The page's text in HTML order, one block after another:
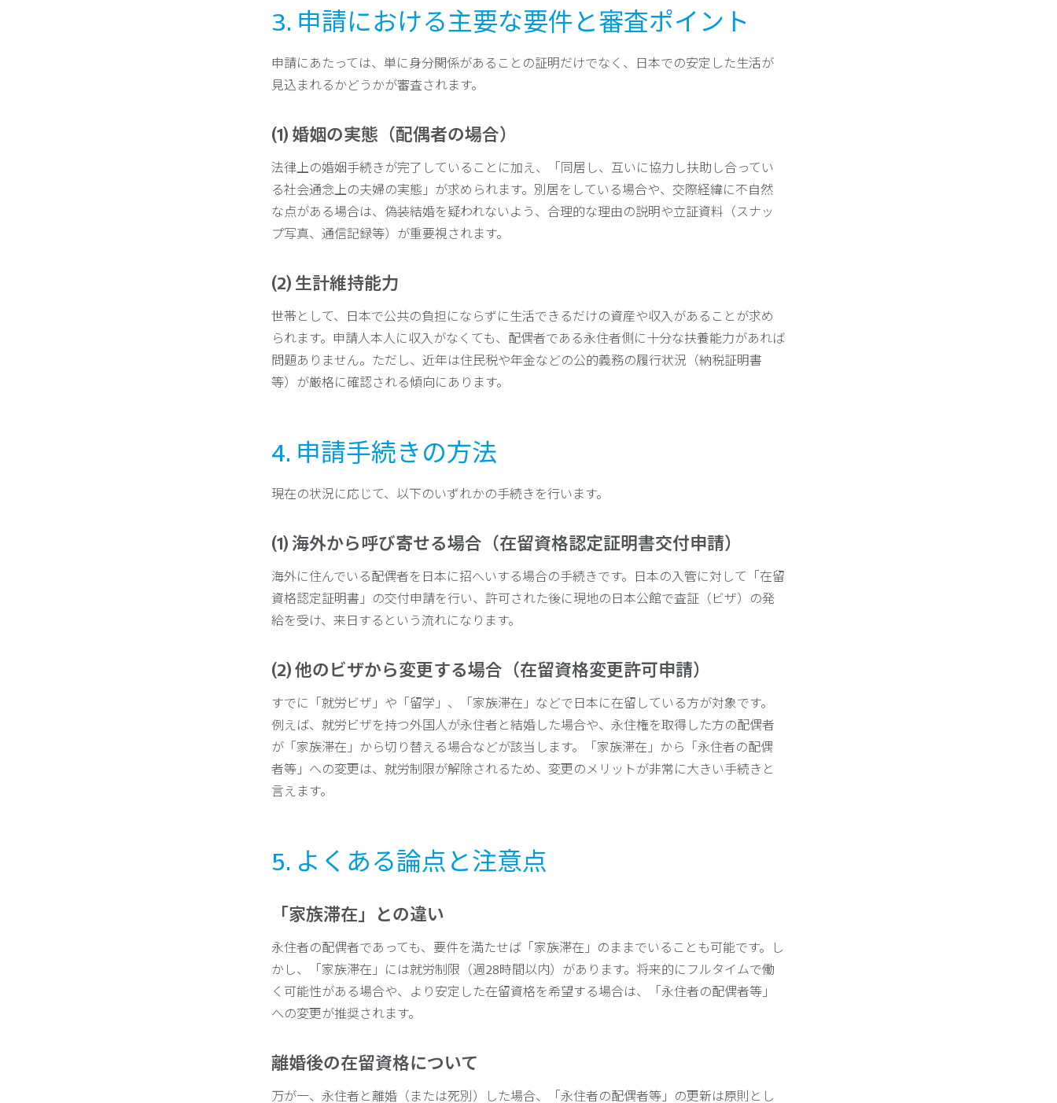
3. 申請における主要な要件と審査ポイント
申請にあたっては、単に身分関係があることの証明だけでなく、日本での安定した生活が
見込まれるかどうかが審査されます。
(1) 婚姻の実態（配偶者の場合）
法律上の婚姻手続きが完了していることに加え、「同居し、互いに協力し扶助し合ってい
る社会通念上の夫婦の実態」が求められます。別居をしている場合や、交際経緯に不自然
な点がある場合は、偽装結婚を疑われないよう、合理的な理由の説明や立証資料（スナッ
プ写真、通信記録等）が重要視されます。
(2) 生計維持能力
世帯として、日本で公共の負担にならずに生活できるだけの資産や収入があることが求め
られます。申請人本人に収入がなくても、配偶者である永住者側に十分な扶養能力があれば
問題ありません。ただし、近年は住民税や年金などの公的義務の履行状況（納税証明書
等）が厳格に確認される傾向にあります。
4. 申請手続きの方法
現在の状況に応じて、以下のいずれかの手続きを行います。
(1) 海外から呼び寄せる場合（在留資格認定証明書交付申請）
海外に住んでいる配偶者を日本に招へいする場合の手続きです。日本の入管に対して「在留
資格認定証明書」の交付申請を行い、許可された後に現地の日本公館で査証（ビザ）の発
給を受け、来日するという流れになります。
(2) 他のビザから変更する場合（在留資格変更許可申請）
すでに「就労ビザ」や「留学」、「家族滞在」などで日本に在留している方が対象です。
例えば、就労ビザを持つ外国人が永住者と結婚した場合や、永住権を取得した方の配偶者
が「家族滞在」から切り替える場合などが該当します。「家族滞在」から「永住者の配偶
者等」への変更は、就労制限が解除されるため、変更のメリットが非常に大きい手続きと
言えます。
5. よくある論点と注意点
「家族滞在」との違い
永住者の配偶者であっても、要件を満たせば「家族滞在」のままでいることも可能です。し
かし、「家族滞在」には就労制限（週28時間以内）があります。将来的にフルタイムで働
く可能性がある場合や、より安定した在留資格を希望する場合は、「永住者の配偶者等」
への変更が推奨されます。
離婚後の在留資格について
万が一、永住者と離婚（または死別）した場合、「永住者の配偶者等」の更新は原則とし